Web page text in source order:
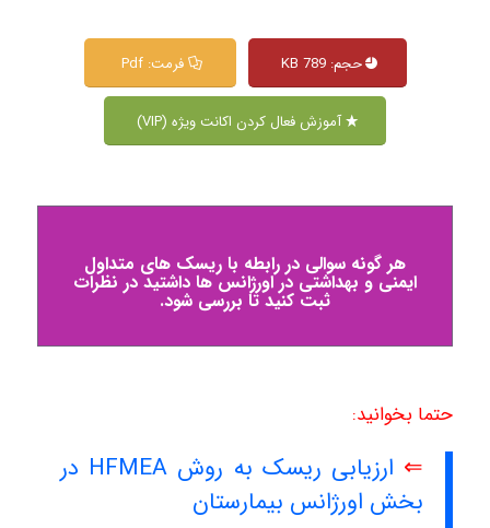
حجم: 789 KB فرمت: Pdf
آموزش فعال کردن اکانت ویژه (VIP)
هر گونه سوالی در رابطه با ریسک های متداول
ایمنی و بهداشتی در اورژانس ها داشتید در نظرات
ثبت کنید تا بررسی شود.
حتما بخوانید:
⇐
ارزیابی ریسک به روش HFMEA در
بخش اورژانس بیمارستان